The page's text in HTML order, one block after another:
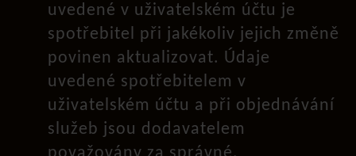
uvedené v uživatelském účtu je
spotřebitel při jakékoliv jejich změně
povinen aktualizovat. Údaje
uvedené spotřebitelem v
uživatelském účtu a při objednávání
služeb jsou dodavatelem